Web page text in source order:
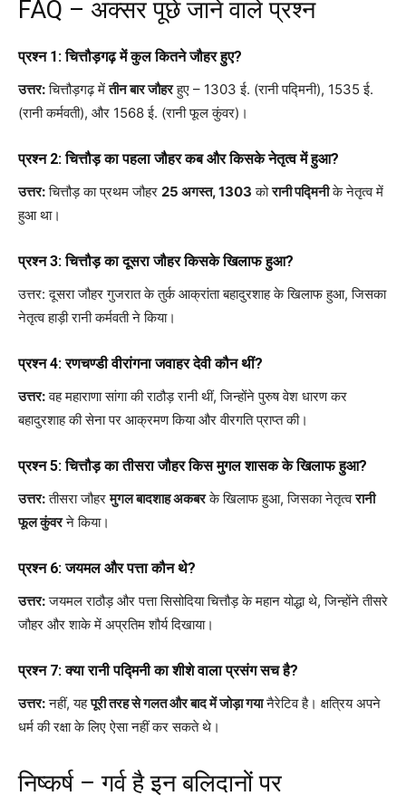
FAQ – अक्सर पूछे जाने वाले प्रश्न
प्रश्न 1: चित्तौड़गढ़ में कुल कितने जौहर हुए?
उत्तर:चित्तौड़गढ़ मेंतीन बार जौहरहुए – 1303 ई. (रानी पद्मिनी), 1535 ई.
(रानी कर्मवती), और 1568 ई. (रानी फूल कुंवर)।
प्रश्न 2: चित्तौड़ का पहला जौहर कब और किसके नेतृत्व में हुआ?
उत्तर:चित्तौड़ का प्रथम जौहर 25 अगस्त, 1303 कोरानी पद्मिनीके नेतृत्व में
हुआ था।
प्रश्न 3: चित्तौड़ का दूसरा जौहर किसके खिलाफ हुआ?
उत्तर: दूसरा जौहर गुजरात के तुर्क आक्रांता बहादुरशाह के खिलाफ हुआ, जिसका
नेतृत्व हाड़ी रानी कर्मवती ने किया।
प्रश्न 4: रणचण्डी वीरांगना जवाहर देवी कौन थीं?
उत्तर:वह महाराणा सांगा की राठौड़ रानी थीं, जिन्होंने पुरुष वेश धारण कर
बहादुरशाह की सेना पर आक्रमण किया और वीरगति प्राप्त की।
प्रश्न 5: चित्तौड़ का तीसरा जौहर किस मुगल शासक के खिलाफ हुआ?
उत्तर:तीसरा जौहरमुगल बादशाह अकबरके खिलाफ हुआ, जिसका नेतृत्वरानी
फूल कुंवरने किया।
प्रश्न 6: जयमल और पत्ता कौन थे?
उत्तर:जयमल राठौड़ और पत्ता सिसोदिया चित्तौड़ के महान योद्धा थे, जिन्होंने तीसरे
जौहर और शाके में अप्रतिम शौर्य दिखाया।
प्रश्न 7: क्या रानी पद्मिनी का शीशे वाला प्रसंग सच है?
उत्तर:नहीं, यहपूरी तरह से गलत और बाद में जोड़ा गयानैरेटिव है। क्षत्रिय अपने
धर्म की रक्षा के लिए ऐसा नहीं कर सकते थे।
निष्कर्ष – गर्व है इन बलिदानों पर